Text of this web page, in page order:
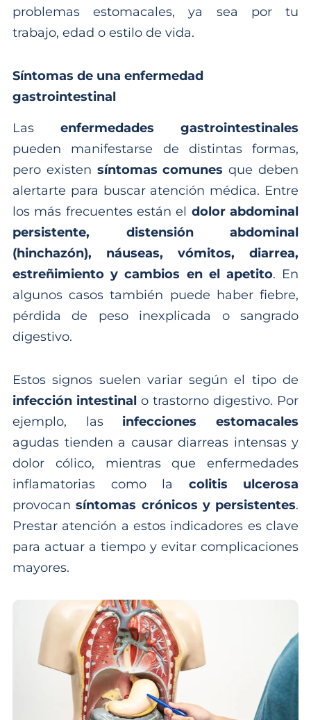
problemas estomacales, ya sea por tu
trabajo, edad o estilo de vida.
Síntomas de una enfermedad
gastrointestinal
Las enfermedades gastrointestinales
pueden manifestarse de distintas formas,
pero existen síntomas comunes que deben
alertarte para buscar atención médica. Entre
los más frecuentes están el dolor abdominal
persistente, distensión abdominal
(hinchazón), náuseas, vómitos, diarrea,
estreñimiento y cambios en el apetito. En
algunos casos también puede haber fiebre,
pérdida de peso inexplicada o sangrado
digestivo.
Estos signos suelen variar según el tipo de
infección intestinal o trastorno digestivo. Por
ejemplo, las infecciones estomacales
agudas tienden a causar diarreas intensas y
dolor cólico, mientras que enfermedades
inflamatorias como la colitis ulcerosa
provocansíntomas crónicos y persistentes.
Prestar atención a estos indicadores es clave
para actuar a tiempo y evitar complicaciones
mayores.